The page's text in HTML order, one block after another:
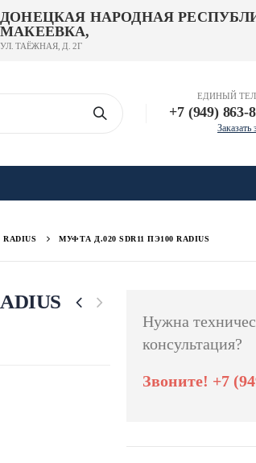
ДОНЕЦКАЯ НАРОДНАЯ
МАКЕЕВКА,
УЛ. ТАЁЖНАЯ, Д. 2Г
ЕДИНЫЙ
+7 (949) 863-
Заказать
МУФТА Д.020 SDR11 ПЭ100 RADIUS
Нужна
консультация?
Звоните! +7